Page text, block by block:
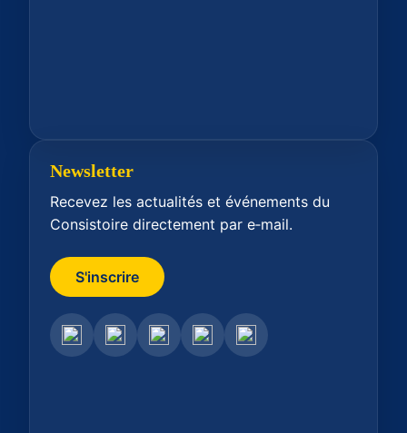
Newsletter
Recevez les actualités et événements du
Consistoire directement par e‑mail.
S'inscrire